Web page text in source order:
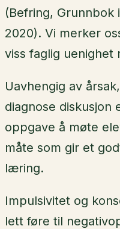
(Befring, Grunnbok
2020). Vi merker
viss faglig uenighet
Uavhengig av
diagnose
oppgave å møte
måte som gir et
læring.
Impulsivitet og
lett føre til